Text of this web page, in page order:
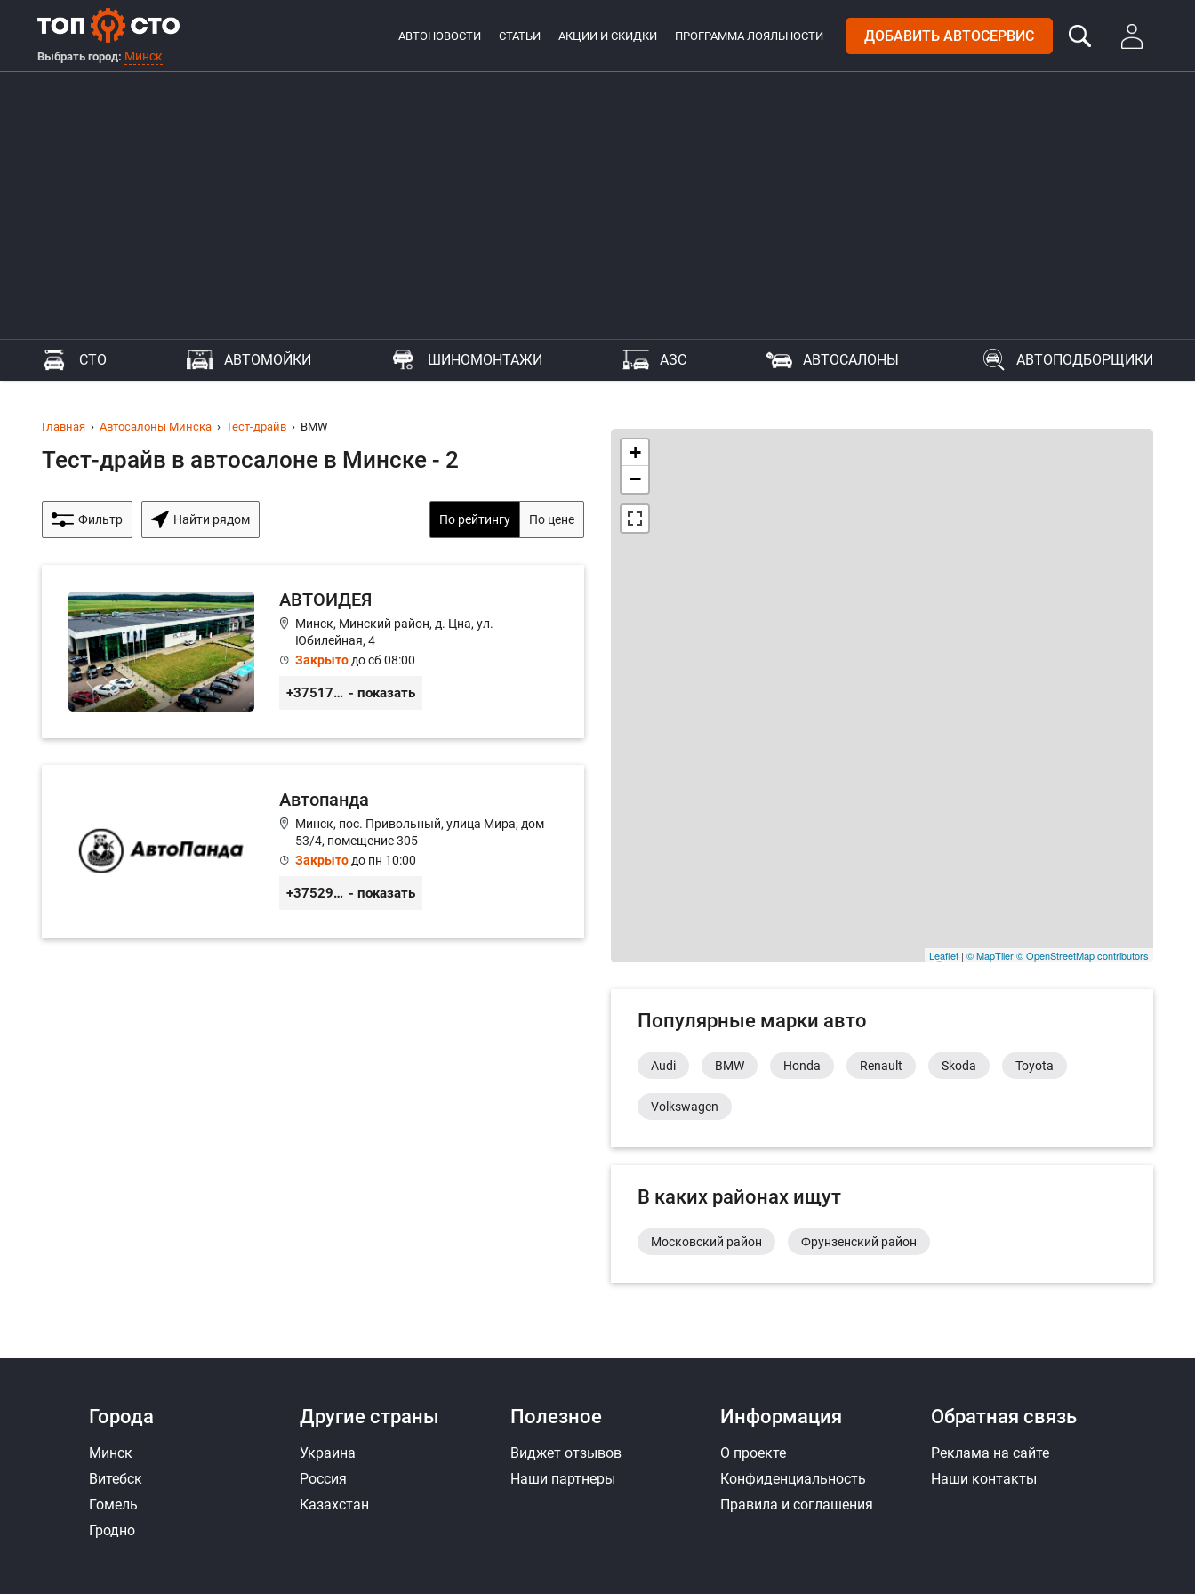
Выбрать город: Минск
АВТОНОВОСТИ СТАТЬИ АКЦИИ И СКИДКИ ПРОГРАММА ЛОЯЛЬНОСТИ ДОБАВИТЬ АВТОСЕРВИС
СТО АВТОМОЙКИ ШИНОМОНТАЖИ АЗС АВТОСАЛОНЫ АВТОПОДБОРЩИКИ
Главная Автосалоны Минска Тест-драйв BMW
Тест-драйв в автосалоне в Минске - 2
Фильтр Найти рядом По рейтингу По цене
АВТОИДЕЯ
Минск, Минский район, д. Цна, ул.
Юбилейная, 4
Закрытодо сб 08:00
+375172320000 - показать
Автопанда
Минск, пос. Привольный, улица Мира, дом
53/4, помещение 305
Закрытодо пн 10:00
+375296605852 - показать
+
−
Leaflet | © MapTiler© OpenStreetMap contributors
Популярные марки авто
Audi BMW Honda Renault Skoda Toyota
Volkswagen
В каких районах ищут
Московский район Фрунзенский район
Города
Минск
Витебск
Гомель
Гродно
Другие страны
Украина
Россия
Казахстан
Полезное
Виджет отзывов
Наши партнеры
Информация
О проекте
Конфиденциальность
Правила и соглашения
Обратная связь
Реклама на сайте
Наши контакты